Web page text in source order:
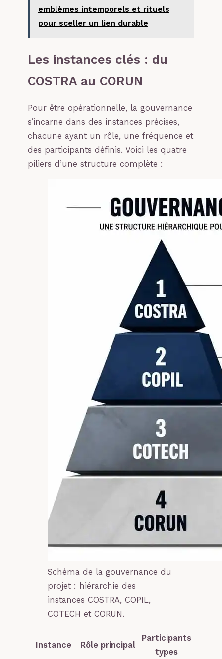
emblèmes intemporels et rituels
pour sceller un lien durable
Les instances clés : du
COSTRA au CORUN
Pour être opérationnelle, la gouvernance
s’incarne dans des instances précises,
chacune ayant un rôle, une fréquence et
des participants définis. Voici les quatre
piliers d’une structure complète :
Schéma de la gouvernance du
projet : hiérarchie des
instances COSTRA, COPIL,
COTECH et CORUN.
Instance Rôle principal
Participants
types